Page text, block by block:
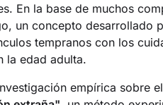
En la base de muchos
un concepto desarrollado
tempranos con los
la edad adulta.
empírica sobre